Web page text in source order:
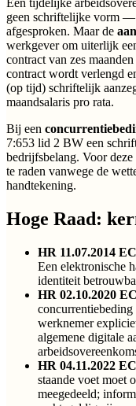
Een tijdelijke
geen schriftelijke vorm
afgesproken. Maar de
werkgever om uiterlijk
contract van zes
contract wordt verlengd
(op tijd) schriftelijk
maandsalaris pro rata.
Bij een
7:653 lid 2 BW een
bedrijfsbelang. Voor
te raden vanwege de
handtekening.
Hoge Raad:
HR 11.07.2014
Een elektronische
identiteit
HR 02.10.2020
werknemer
algemene digitale
HR 04.11.2022
staande voet moet
meegedeeld;